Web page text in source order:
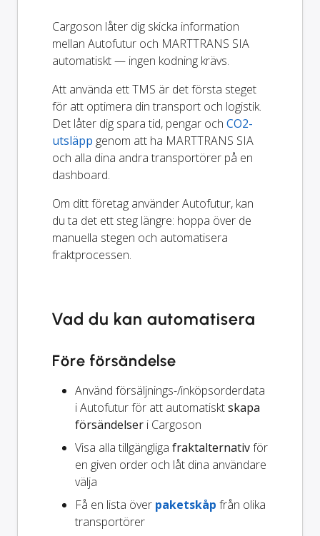
Cargoson låter dig skicka information
mellan Autofutur och MARTTRANS SIA
automatiskt — ingen kodning krävs.
Att använda ett TMS är det första steget
för att optimera din transport och logistik.
Det låter dig spara tid, pengar och CO2-
utsläpp genom att ha MARTTRANS SIA
och alla dina andra transportörer på en
dashboard.
Om ditt företag använder Autofutur, kan
du ta det ett steg längre: hoppa över de
manuella stegen och automatisera
fraktprocessen.
Vad du kan automatisera
Före försändelse
Använd försäljnings-/inköpsorderdata
i Autofutur för att automatisktskapa
försändelser i Cargoson
Visa alla tillgängliga fraktalternativför
en given order och låt dina användare
välja
Få en lista över paketskåp från olika
transportörer